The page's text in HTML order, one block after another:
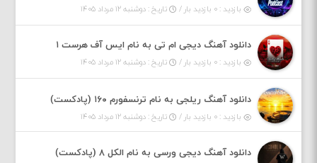
بازدید : ۰ بازدید بار / تاریخ : دوشنبه ۱۲ مرداد ۱۴۰۵
دانلود آهنگ دیجی ام تی به نام ایس آف هرست ۱
بازدید : ۰ بازدید بار / تاریخ : دوشنبه ۱۲ مرداد ۱۴۰۵
دانلود آهنگ ریلجی به نام ترنسفورم ۱۶۰ (پادکست)
بازدید : ۰ بازدید بار / تاریخ : دوشنبه ۱۲ مرداد ۱۴۰۵
دانلود آهنگ دیجی ورسی به نام الکل ۸ (پادکست)